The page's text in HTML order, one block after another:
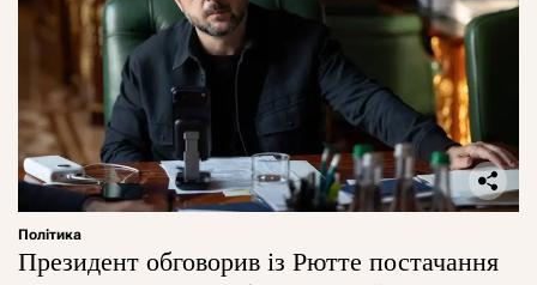
Політика
Президент обговорив із Рютте постачання